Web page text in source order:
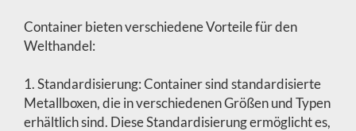
Container bieten verschiedene Vorteile für den
Welthandel:
1. Standardisierung: Container sind standardisierte
Metallboxen, die in verschiedenen Größen und Typen
erhältlich sind. Diese Standardisierung ermöglicht es,